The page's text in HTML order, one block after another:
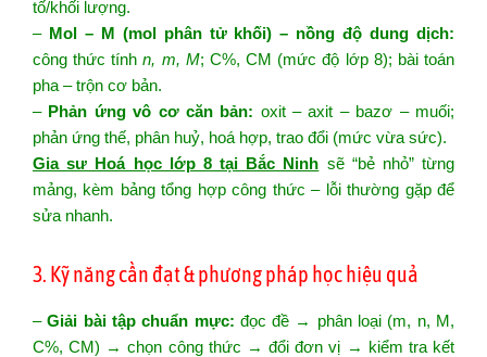
tố/khối lượng.
– Mol – M (mol phân tử khối) – nồng độ dung dịch:
công thức tínhn, m, M; C%, CM (mức độ lớp 8); bài toán
pha – trộn cơ bản.
– Phản ứng vô cơ căn bản: oxit – axit – bazơ – muối;
phản ứng thế, phân huỷ, hoá hợp, trao đổi (mức vừa sức).
Gia sư Hoá học lớp 8 tại Bắc Ninh sẽ “bẻ nhỏ” từng
mảng, kèm bảng tổng hợp công thức – lỗi thường gặp để
sửa nhanh.
3. Kỹ năng cần đạt & phương pháp học hiệu quả
–Giải bài tập chuẩn mực: đọc đề → phân loại (m, n, M,
C%, CM) → chọn công thức → đổi đơn vị → kiểm tra kết